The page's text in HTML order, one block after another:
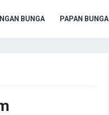
BUNGA PAPAN BUNGA